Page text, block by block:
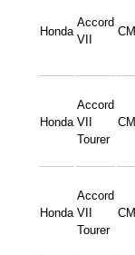
Honda
Accord
VII
CM
Honda
Accord
VII
Tourer
CM
Honda
Accord
VII
Tourer
CM